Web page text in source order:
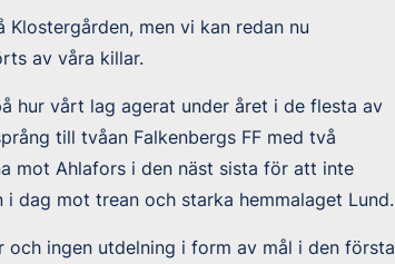
men vi kan redan nu
av våra killar.
hur vårt lag agerat under året i de flesta av
till tvåan Falkenbergs FF med två
mot Ahlafors i den näst sista för att inte
dag mot trean och starka hemmalaget Lund.
ingen utdelning i form av mål i den första